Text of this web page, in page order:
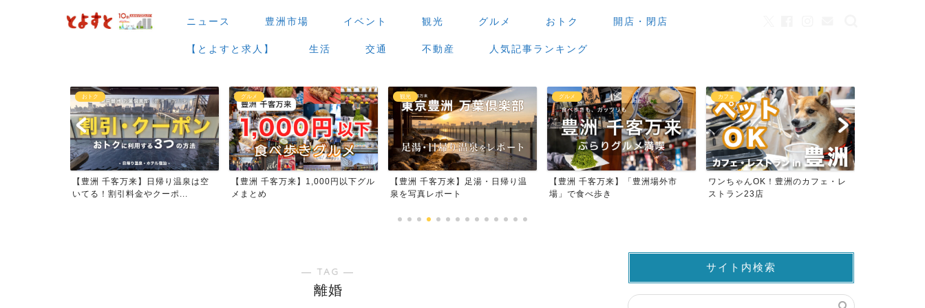
ニュース 豊洲市場 イベント 観光 グルメ おトク 開店・閉店
【とよすと求人】 生活 交通 不動産 人気記事ランキング
おトク
【豊洲 千客万来】日帰り温泉は空
いてる！割引料金やクーポ...
グルメ
【豊洲 千客万来】1,000円以下グル
メまとめ
観光
【豊洲 千客万来】足湯・日帰り温
泉を写真レポート
グルメ
【豊洲 千客万来】「豊洲場外市
場」で食べ歩き
カフェ
ワンちゃんOK！豊洲のカフェ・レ
ストラン23店
― TAG ―
離婚
サイト内検索